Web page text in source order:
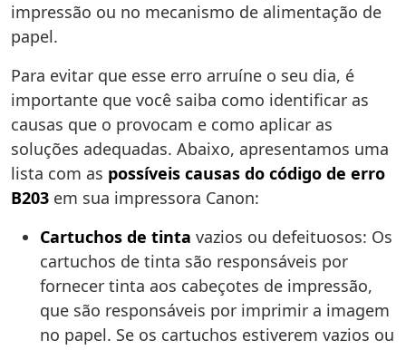
impressão ou no mecanismo de alimentação de
papel.
Para evitar que esse erro arruíne o seu dia, é
importante que você saiba como identificar as
causas que o provocam e como aplicar as
soluções adequadas. Abaixo, apresentamos uma
lista com as possíveis causas do código de erro
B203 em sua impressora Canon:
Cartuchos de tinta vazios ou defeituosos: Os
cartuchos de tinta são responsáveis por
fornecer tinta aos cabeçotes de impressão,
que são responsáveis por imprimir a imagem
no papel. Se os cartuchos estiverem vazios ou